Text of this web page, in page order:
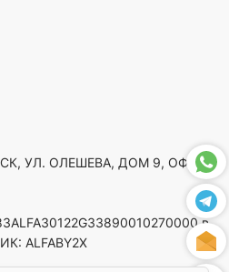
УЛ. ОЛЕШЕВА, ДОМ 9, ОФ. 5,
в
ALFABY2X